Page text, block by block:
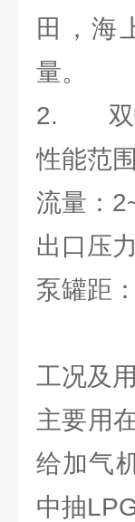
田，海
量。
2. 双螺
性能范
流量
出口
泵罐
工况及
主要用
给加气
中抽